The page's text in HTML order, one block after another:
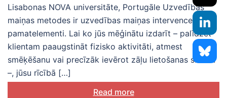
Lisabonas NOVA universitāte, Portugāle Uzvedības
maiņas metodes ir uzvedības maiņas intervences
pamatelementi. Lai ko jūs mēģinātu izdarīt – palīdzēt
klientam paaugstināt fizisko aktivitāti, atmest
smēķēšanu vai precīzāk ievērot zāļu lietošanas shēmu
–, jūsu rīcībā […]
Read more